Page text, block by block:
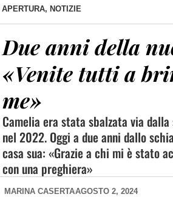
APERTURA, NOTIZIE
Due anni della
«Venite tutti a
me»
Camelia era stata sbalzata via
nel 2022. Oggi a due anni dallo
casa sua: «Grazie a chi mi è stato
con una preghiera»
MARINA CASERTAAGOSTO 2, 2024